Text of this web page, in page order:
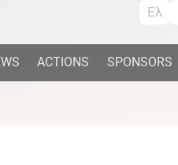
ACTIONS SPONSORS
Ελ